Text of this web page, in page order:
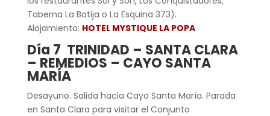
Taberna La Botija o La Esquina 373).
Alojamiento: HOTEL MYSTIQUE LA POPA
Día 7 TRINIDAD – SANTA CLARA
– REMEDIOS – CAYO SANTA
MARÍA
Desayuno. Salida hacia Cayo Santa María. Parada
en Santa Clara para visitar el Conjunto